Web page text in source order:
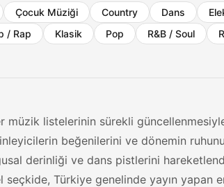
Çocuk Müziği Country Dans
/ Rap Klasik Pop R&B / Soul
müzik listelerinin sürekli
beğenilerini ve dönemin
derinliği ve dans pistlerini
Türkiye genelinde yayın yapan